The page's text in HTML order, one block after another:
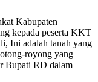
Kabupaten
kepada peserta KKT
Ini adalah tanah yang
royong yang
Bupati RD dalam